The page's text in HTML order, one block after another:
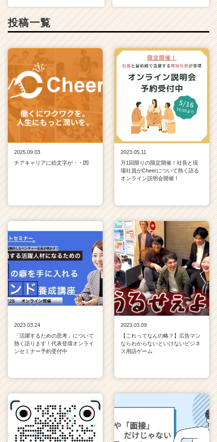
投稿一覧
2025.09.03
チアキャリアに絵文字が・・💌
2023.05.11
月1回限りの限定開催！社長と現
場社員がCheerについて熱く語る
オンライン説明会開催！
2023.03.24
「活躍するための思考」について
熱く語ります！代表登壇オンライ
ンセミナー予約受付中
2023.03.09
【これってなんの略？】広告マン
ならわからないといけないビジネ
ス用語ゲーム